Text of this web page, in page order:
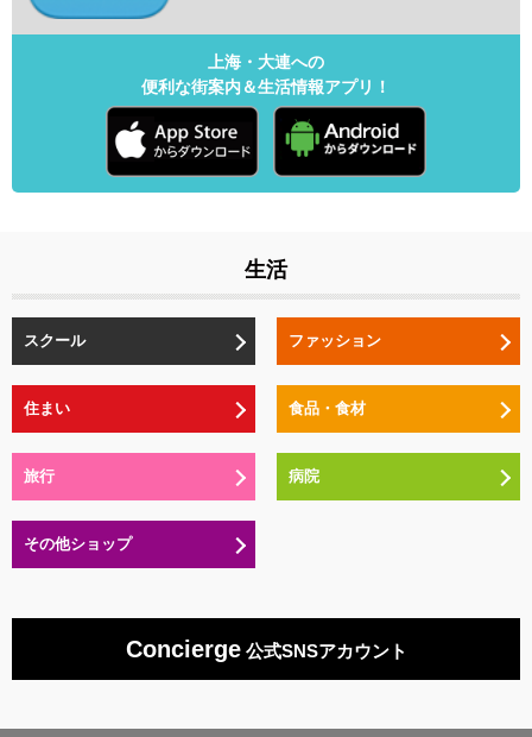
上海・大連への
便利な街案内＆生活情報アプリ！
生活
スクール ファッション
住まい 食品・食材
旅行 病院
その他ショップ
Concierge公式SNSアカウント